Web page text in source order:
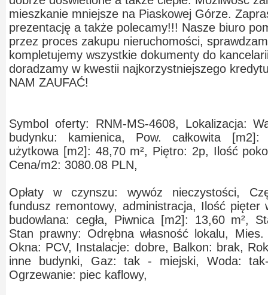
mieszkanie mniejsze na Piaskowej Górze.
prezentację a także polecamy!!! Nasze biuro
przez proces zakupu nieruchomości,
kompletujemy wszystkie dokumenty do
doradzamy w kwestii najkorzystniejszego
NAM ZAUFAĆ!
Symbol oferty: RNM-MS-4608, Lokalizacja:
budynku: kamienica, Pow. całkowita
użytkowa [m2]: 48,70 m², Piętro: 2p, Ilość
Cena/m2: 3080.08 PLN,
Opłaty w czynszu: wywóz nieczystości,
fundusz remontowy, administracja, Ilość pięter
budowlana: cegła, Piwnica [m2]: 13,60 m²,
Stan prawny: Odrębna własność lokalu,
Okna: PCV, Instalacje: dobre, Balkon: brak,
inne budynki, Gaz: tak - miejski, Woda: tak-
Ogrzewanie: piec kaflowy,